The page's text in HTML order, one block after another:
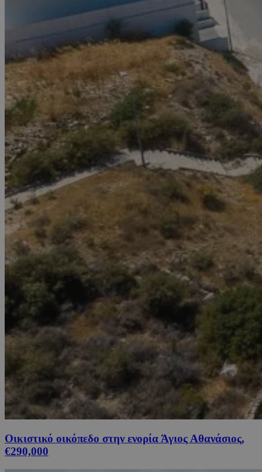
Οικιστικό οικόπεδο στην ενορία Άγιος Αθανάσιος,
€290,000